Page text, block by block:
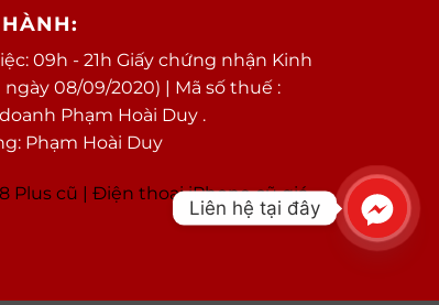
09h - 21h Giấy chứng nhận Kinh
08/09/2020) | Mã số thuế :
Phạm Hoài Duy .
Phạm Hoài Duy
8 Plus cũ
Điện thoại iPhone cũ giá
Liên hệ tại đây